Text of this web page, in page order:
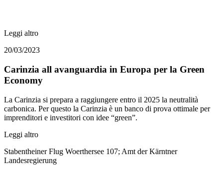
Leggi altro
20/03/2023
Carinzia all avanguardia in Europa per la Green
Economy
La Carinzia si prepara a raggiungere entro il 2025 la neutralità
carbonica. Per questo la Carinzia è un banco di prova ottimale per
imprenditori e investitori con idee “green”.
Leggi altro
Stabentheiner Flug Woerthersee 107; Amt der Kärntner
Landesregierung